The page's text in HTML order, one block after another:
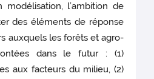
l’ambition de
des éléments de réponse
auxquels les forêts et agro-
dans le futur : (1)
aux facteurs du milieu, (2)